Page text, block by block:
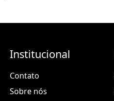
Institucional
Contato
Sobre nós